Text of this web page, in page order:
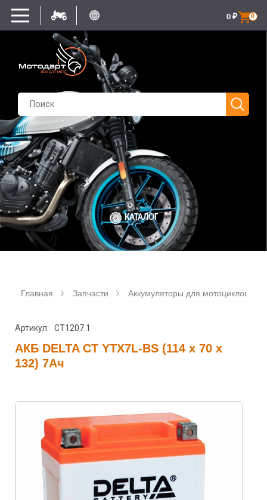
0
0 ₽
КАТАЛОГ
Главная Запчасти Аккумуляторы для мотоциклов
Артикул: CT1207.1
АКБ DELTA CT YTX7L-BS (114 x 70 x
132) 7Ач